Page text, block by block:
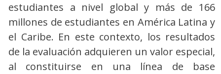
estudiantes a nivel global y más de 166
millones de estudiantes en América Latina y
el Caribe. En este contexto, los resultados
de la evaluación adquieren un valor especial,
al constituirse en una línea de base